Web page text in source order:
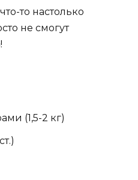
то настолько
не смогут
(1,5-2 кг)